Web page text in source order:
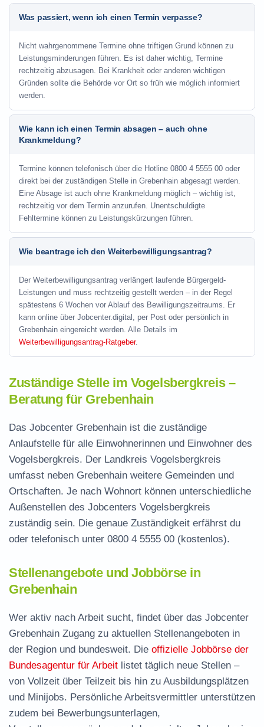
Was passiert, wenn ich einen Termin verpasse?
Nicht wahrgenommene Termine ohne triftigen Grund können zu
Leistungsminderungen führen. Es ist daher wichtig, Termine
rechtzeitig abzusagen. Bei Krankheit oder anderen wichtigen
Gründen sollte die Behörde vor Ort so früh wie möglich informiert
werden.
Wie kann ich einen Termin absagen – auch ohne
Krankmeldung?
Termine können telefonisch über die Hotline 0800 4 5555 00 oder
direkt bei der zuständigen Stelle in Grebenhain abgesagt werden.
Eine Absage ist auch ohne Krankmeldung möglich – wichtig ist,
rechtzeitig vor dem Termin anzurufen. Unentschuldigte
Fehltermine können zu Leistungskürzungen führen.
Wie beantrage ich den Weiterbewilligungsantrag?
Der Weiterbewilligungsantrag verlängert laufende Bürgergeld-
Leistungen und muss rechtzeitig gestellt werden – in der Regel
spätestens 6 Wochen vor Ablauf des Bewilligungszeitraums. Er
kann online über Jobcenter.digital, per Post oder persönlich in
Grebenhain eingereicht werden. Alle Details im
Weiterbewilligungsantrag-Ratgeber.
Zuständige Stelle im Vogelsbergkreis –
Beratung für Grebenhain
Das Jobcenter Grebenhain ist die zuständige
Anlaufstelle für alle Einwohnerinnen und Einwohner des
Vogelsbergkreis. Der Landkreis Vogelsbergkreis
umfasst neben Grebenhain weitere Gemeinden und
Ortschaften. Je nach Wohnort können unterschiedliche
Außenstellen des Jobcenters Vogelsbergkreis
zuständig sein. Die genaue Zuständigkeit erfährst du
oder telefonisch unter 0800 4 5555 00 (kostenlos).
Stellenangebote und Jobbörse in
Grebenhain
Wer aktiv nach Arbeit sucht, findet über das Jobcenter
Grebenhain Zugang zu aktuellen Stellenangeboten in
der Region und bundesweit. Die offizielle Jobbörse der
Bundesagentur für Arbeit listet täglich neue Stellen –
von Vollzeit über Teilzeit bis hin zu Ausbildungsplätzen
und Minijobs. Persönliche Arbeitsvermittler unterstützen
zudem bei Bewerbungsunterlagen,